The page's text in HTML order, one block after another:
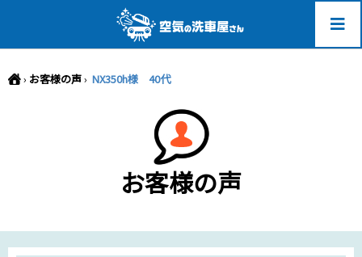
› お客様の声› NX350h様 40代
お客様の声